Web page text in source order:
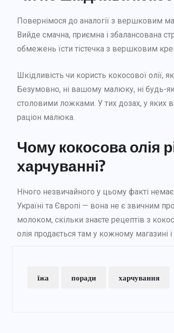
Повернімося до аналогії з вершковим
Вийде смачна, приємна і збалансована
обмежень їсти тістечка з вершковим
Шкідливість чи користь кокосової олії,
Безумовно, ні вашому малюку, ні будь-
столовими ложками. У тих дозах, у яких
раціон малюка.
Чому кокосова олія
харчуванні?
Нічого незвичайного у цьому факті
Україні та Європі — вона не є звичним
молоком, скільки знаєте рецептів з
олія продається там у кожному магазині
їжа поради харчування